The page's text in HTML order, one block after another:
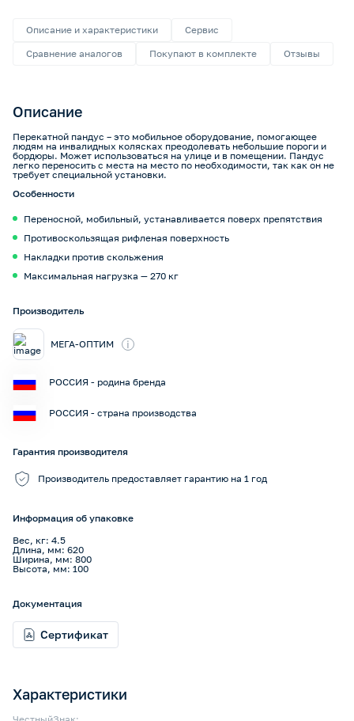
Описание и характеристики
Сервис
Сравнение аналогов
Покупают в комплекте Отзывы
Описание
Перекатной пандус – это мобильное оборудование, помогающее
людям на инвалидных колясках преодолевать небольшие пороги и
бордюры. Может использоваться на улице и в помещении. Пандус
легко переносить с места на место по необходимости, так как он не
требует специальной установки.
Особенности
Переносной, мобильный, устанавливается поверх препятствия
Противоскользящая рифленая поверхность
Накладки против скольжения
Максимальная нагрузка — 270 кг
Характеристики
Производитель
МЕГА-ОПТИМ i
РОССИЯ - родина бренда
РОССИЯ - страна производства
Гарантия производителя
Производитель предоставляет гарантию на 1 год
Информация об упаковке
Вес, кг: 4.5
Длина, мм: 620
Ширина, мм: 800
Высота, мм: 100
Документация
Сертификат